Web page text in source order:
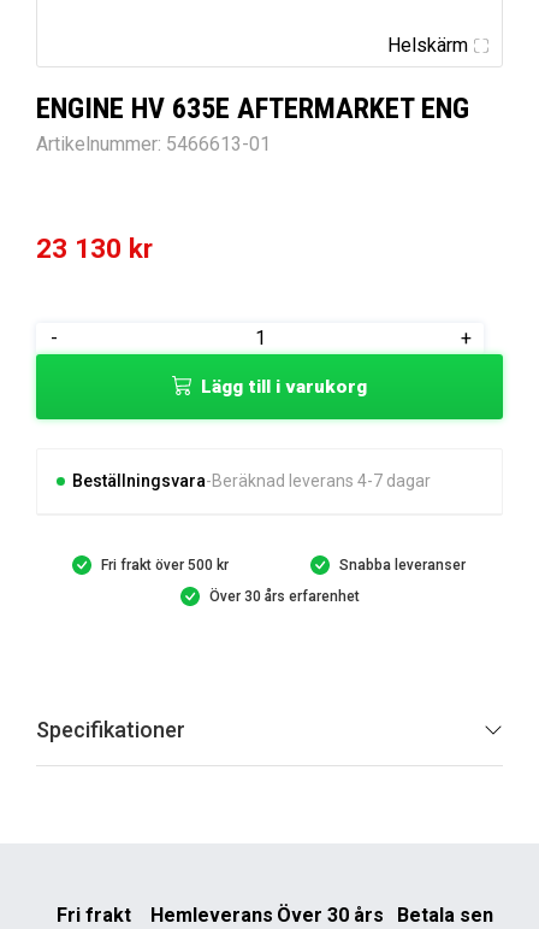
Helskärm
ENGINE HV 635E AFTERMARKET ENG
Artikelnummer: 5466613-01
23 130 kr
-
ENGINE
AFTERMARKET
mängd
+
Lägg till i varukorg
Beställningsvara Beräknad leverans 4-7 dagar
Fri frakt över 500 kr
Snabba leveranser
Över 30 års erfarenhet
Specifikationer
Fri frakt Hemleverans Över 30 års
Betala sen